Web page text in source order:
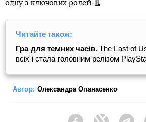
одну з ключових ролей.
Читайте також:
Гра для темних часів. The Last of
всіх і стала головним релізом
Автор: Олександра Опанасенко